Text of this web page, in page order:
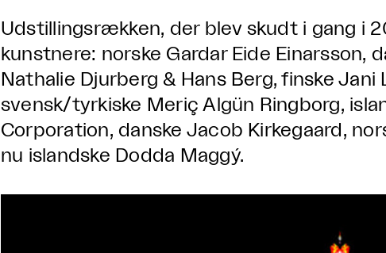
Udstillingsrækken, der blev skudt i gang i
kunstnere: norske Gardar Eide Einarsson,
Nathalie Djurberg & Hans Berg, finske Jani
svensk/tyrkiske Meriç Algün Ringborg,
Corporation, danske Jacob Kirkegaard,
nu islandske Dodda Maggý.